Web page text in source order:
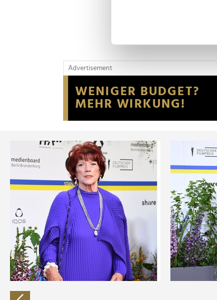
Erfahren Sie mehr
Wir verwenden Cookies,
Website an unsere
möglicherweise mit
der Dienste gesammelt
Advertisement